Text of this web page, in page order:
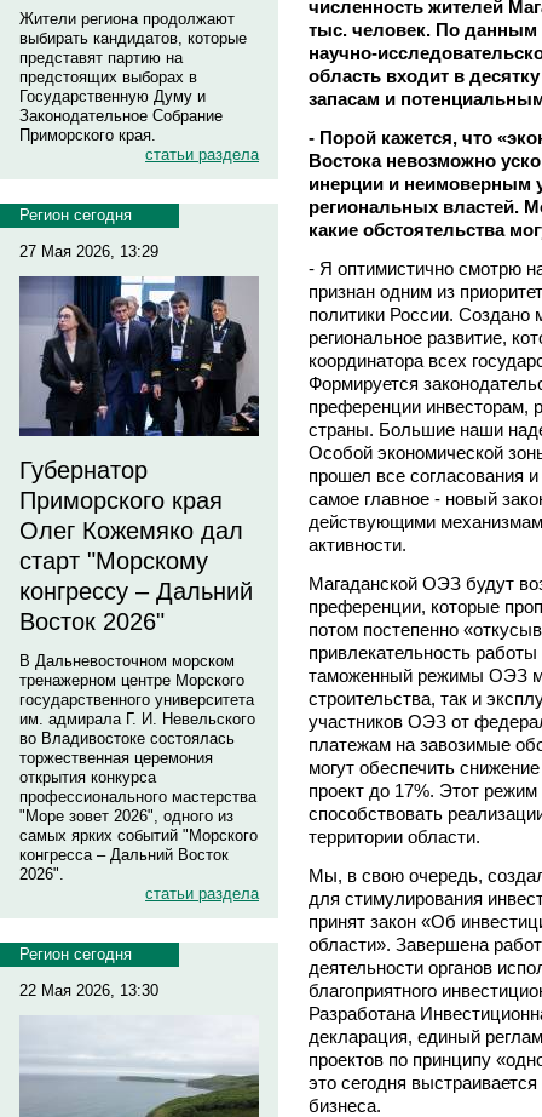
Жители региона продолжают
выбирать кандидатов, которые
представят партию на
предстоящих выборах в
Государственную Думу и
Законодательное Собрание
Приморского края.
статьи раздела
Регион сегодня
27 Мая 2026, 13:29
Губернатор
Приморского края
Олег Кожемяко дал
старт "Морскому
конгрессу – Дальний
Восток 2026"
В Дальневосточном морском
тренажерном центре Морского
государственного университета
им. адмирала Г. И. Невельского
во Владивостоке состоялась
торжественная церемония
открытия конкурса
профессионального мастерства
"Море зовет 2026", одного из
самых ярких событий "Морского
конгресса – Дальний Восток
2026".
статьи раздела
Регион сегодня
22 Мая 2026, 13:30
численность жителей
тыс. человек. По данным
научно-
область входит в
запасам и
- Порой кажется, что
Востока невозможно
инерции и неимоверным
региональных властей.
какие обстоятельства
- Я оптимистично смотрю
признан одним из
политики России. Создано
региональное развитие,
координатора всех
Формируется
преференции инвесторам,
страны. Большие наши
Особой экономической
прошел все согласования
самое главное - новый
действующими
активности.
Магаданской ОЭЗ будут
преференции, которые
потом постепенно
привлекательность
таможенный режимы ОЭЗ
строительства, так и
участников ОЭЗ от
платежам на завозимые
могут обеспечить
проект до 17%. Этот режим
способствовать
территории области.
Мы, в свою очередь,
для стимулирования
принят закон «Об
области». Завершена
деятельности органов
благоприятного
Разработана
декларация, единый
проектов по принципу
это сегодня
бизнеса.